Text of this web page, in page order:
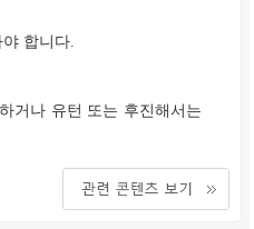
합니다.
거나 유턴 또는 후진해서는